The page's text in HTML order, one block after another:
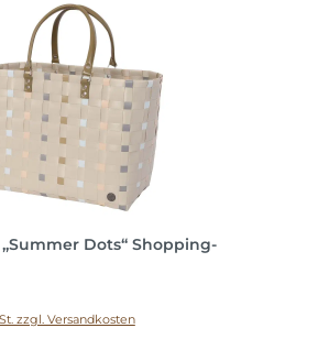
Dots“ Shopping-
zzgl. Versandkosten